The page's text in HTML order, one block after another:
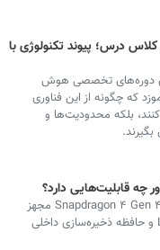
درس؛ پیوند تکنولوژی با
دوره‌های تخصصی هوش
که چگونه از این فناوری
بلکه محدودیت‌ها و
گوشی پوکو M۸ پاور به تراشه Snapdragon ۴ Gen ۴ مجهز
شده و با حافظه رم LPDDR۴X و حافظه ذخیره‌سازی داخلی